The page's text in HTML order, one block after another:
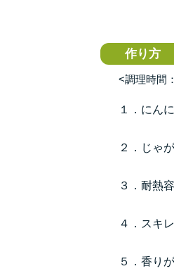
作り方
<調理時間
１．にん
２．じゃ
３．耐熱
４．スキ
５．香り